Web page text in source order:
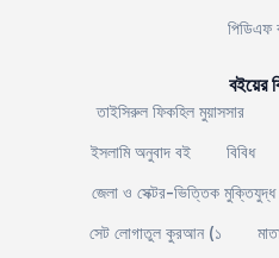
পিডিএফ
বইয়ের
তাইসিরুল ফিকহিল মুয়াসসার
ইসলামি অনুবাদ বই
বিবিধ
জেলা ও সেক্টর-ভিত্তিক মুক্তিযুদ্ধ
সেট লোগাতুল কুরআন (১